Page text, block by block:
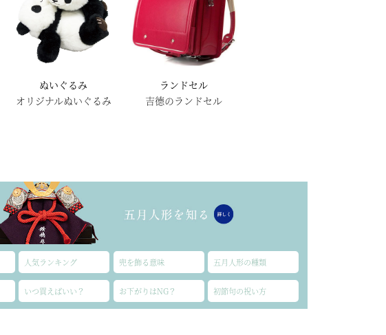
ぬいぐるみ
オリジナルぬいぐるみ
ランドセル
吉德のランドセル
人気ランキング 兜を飾る意味 五月人形の種類
いつ買えばいい？ お下がりはNG？ 初節句の祝い方